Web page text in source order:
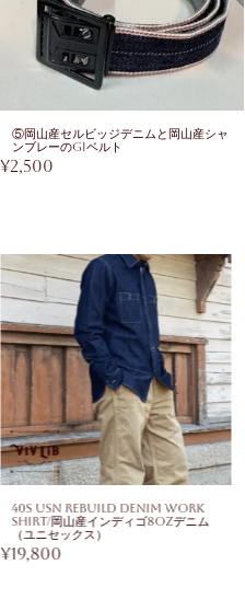
⑤岡山産セルビッジデニムと岡山産シャ
ンブレーのGIベルト
¥2,500
40s USN Rebuild Denim Work
Shirt/岡山産インディゴ8ozデニム
（ユニセックス）
¥19,800